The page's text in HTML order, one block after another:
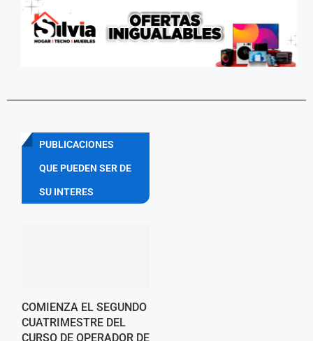
PUBLICACIONES
QUE PUEDEN SER DE
SU INTERES
COMIENZA EL SEGUNDO
CUATRIMESTRE DEL
CURSO DE OPERADOR DE